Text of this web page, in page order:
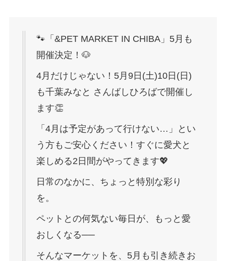
🐾「&PET MARKET IN CHIBA」5月も
開催決定！🐶
4月だけじゃない！5月9日(土)10日(日)
も千葉みなと さんばしひろばで開催し
ます👏
「4月は予定があって行けない…」とい
う方もご安心ください！すぐに愛犬と
楽しめる2日間がやってきます💖
日常のなかに、ちょっと特別な彩り
を。
ペットとの何気ない毎日が、もっと愛
おしくなる──
そんなマーケットを、5月も引き続きお